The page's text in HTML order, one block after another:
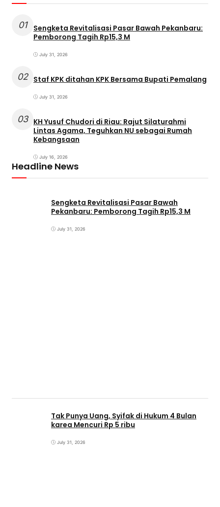
01
Sengketa Revitalisasi Pasar Bawah Pekanbaru:
Pemborong Tagih Rp15,3 M
July 31, 2026
02 Staf KPK ditahan KPK Bersama Bupati Pemalang
July 31, 2026
03 KH Yusuf Chudori di Riau: Rajut Silaturahmi
Lintas Agama, Teguhkan NU sebagai Rumah
Kebangsaan
July 16, 2026
Headline News
Sengketa Revitalisasi Pasar Bawah
Pekanbaru: Pemborong Tagih Rp15,3 M
July 31, 2026
Tak Punya Uang, Syifak di Hukum 4 Bulan
karea Mencuri Rp 5 ribu
July 31, 2026